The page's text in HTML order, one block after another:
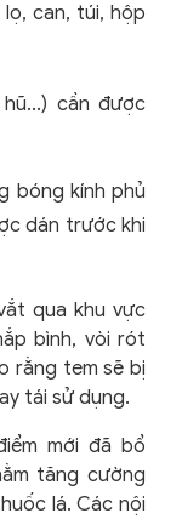
can, túi, hộp
cần được
bóng kính phủ
dán trước khi
qua khu vực
bình, vòi rót
rằng tem sẽ bị
tái sử dụng.
mới đã bổ
tăng cường
lá. Các nội